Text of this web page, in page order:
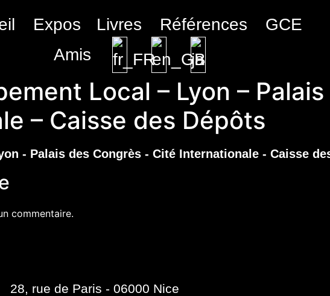
Expos Livres Références
GCE
Amis
Local – Lyon –
– Caisse des Dépôts
commentaire.
28, rue de Paris - 06000 Nice